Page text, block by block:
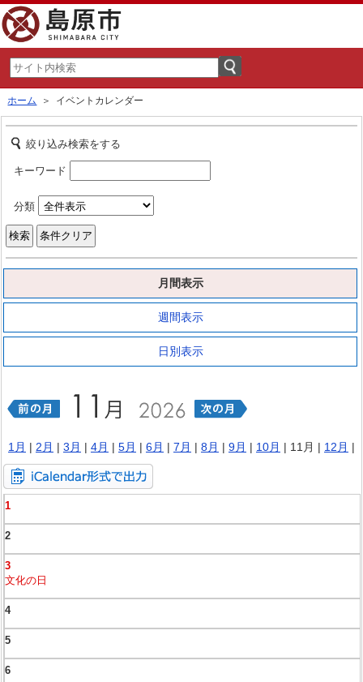
ホーム ＞ イベントカレンダー
絞り込み検索をする
キーワード
分類
月間表示
週間表示
日別表示
1月 | 2月 | 3月 | 4月 | 5月 | 6月 | 7月 | 8月 | 9月 | 10月 | 11月 | 12月 |
1
2
3
文化の日
4
5
6